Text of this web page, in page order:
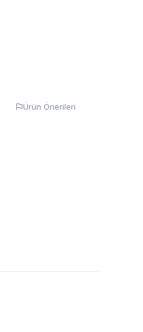
Ürün Önerileri